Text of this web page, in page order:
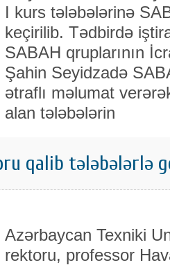
I kurs tələbələrinə
keçirilib. Tədbirdə
SABAH qruplarının
Şahin Seyidzadə
ətraflı məlumat
alan tələbələrin
qalib tələbələrlə
Azərbaycan Texniki
rektoru, professor